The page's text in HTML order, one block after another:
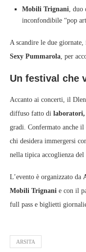
Mobili Trignani ,
inconfondibile “pop
A scandire le due
Sexy Pummarola , per
Un festival che
Accanto ai concerti, il
diffuso fatto di laboratori,
gradi. Confermato anche il
chi desidera immergersi
nella tipica accoglienza del
L’evento è organizzato da
Mobili Trignani e con il
full pass e biglietti
ARSITA